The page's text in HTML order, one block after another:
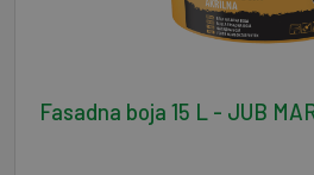
Fasadna boja 15 L - JUB